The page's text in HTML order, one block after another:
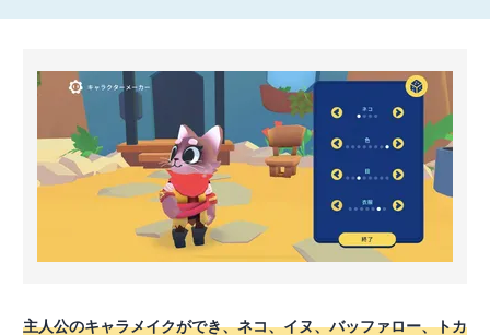
主人公のキャラメイクができ、ネコ、イヌ、バッファロー、トカ